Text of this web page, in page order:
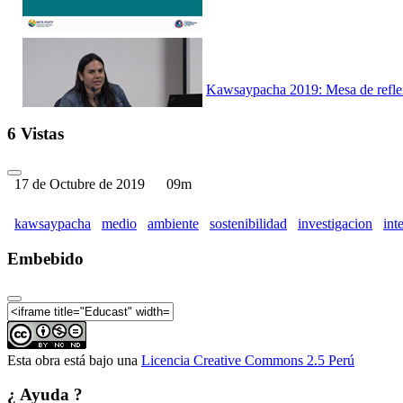
Kawsaypacha 2019: Mesa de
6 Vistas
17 de Octubre de 2019 09m
kawsaypacha medio ambiente sostenibilidad investigacion
Embebido
Esta obra está bajo una Licencia Creative Commons 2.5 Perú
¿ Ayuda ?